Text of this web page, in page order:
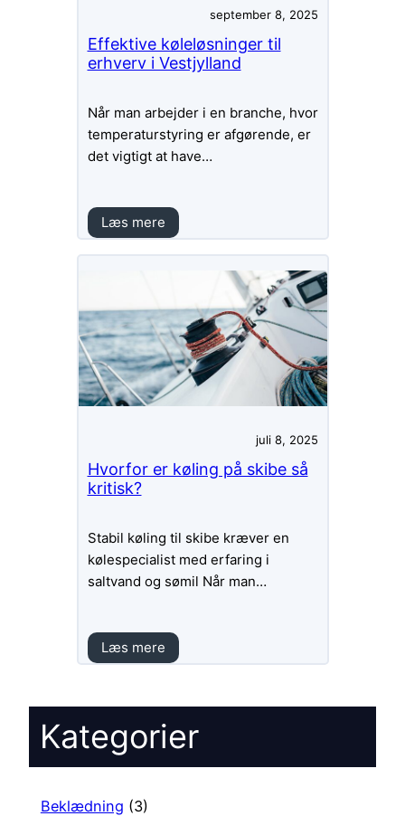
Kategorier
Beklædning (3)
september 8, 2025
Effektive køleløsninger til
erhverv i Vestjylland
Når man arbejder i en branche, hvor
temperaturstyring er afgørende, er
det vigtigt at have…
Læs mere
juli 8, 2025
Hvorfor er køling på skibe så
kritisk?
Stabil køling til skibe kræver en
kølespecialist med erfaring i
saltvand og sømil Når man…
Læs mere